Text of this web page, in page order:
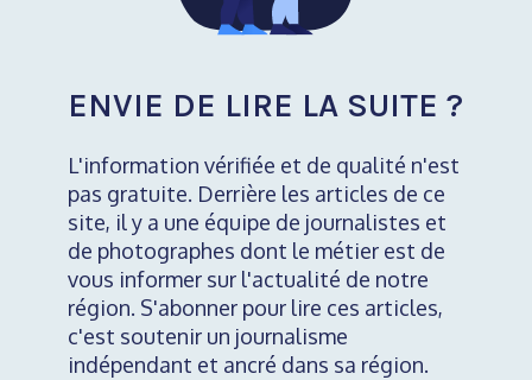
ENVIE DE LIRE LA SUITE ?
L'information vérifiée et de qualité n'est
pas gratuite. Derrière les articles de ce
site, il y a une équipe de journalistes et
de photographes dont le métier est de
vous informer sur l'actualité de notre
région. S'abonner pour lire ces articles,
c'est soutenir un journalisme
indépendant et ancré dans sa région.